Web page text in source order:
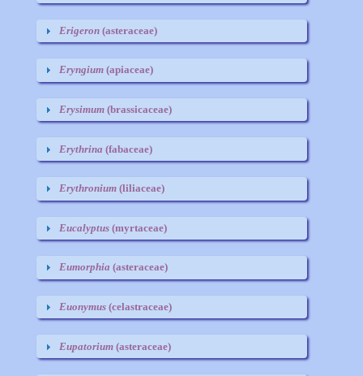
Erigeron(asteraceae)
Eryngium(apiaceae)
Erysimum(brassicaceae)
Erythrina (fabaceae)
Erythronium(liliaceae)
Eucalyptus(myrtaceae)
Eumorphia (asteraceae)
Euonymus(celastraceae)
Eupatorium(asteraceae)